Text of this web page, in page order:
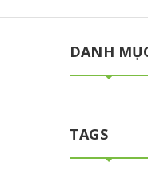
DANH
TAGS